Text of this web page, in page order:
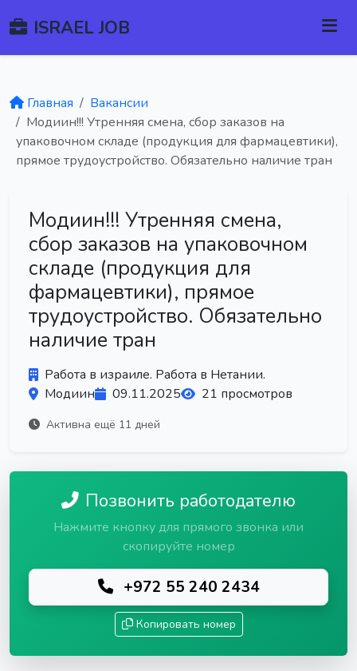
ISRAEL JOB
Главная
Вакансии
Модиин!!! Утренняя смена, сбор заказов на
упаковочном складе (продукция для фармацевтики),
прямое трудоустройство. Обязательно наличие тран
Модиин!!! Утренняя смена,
сбор заказов на упаковочном
складе (продукция для
фармацевтики), прямое
трудоустройство. Обязательно
наличие тран
Работа в израиле. Работа в Нетании.
Модиин
09.11.2025 21 просмотров
Активна ещё 11 дней
Позвонить работодателю
Нажмите кнопку для прямого звонка или
скопируйте номер
+972 55 240 2434
Копировать номер